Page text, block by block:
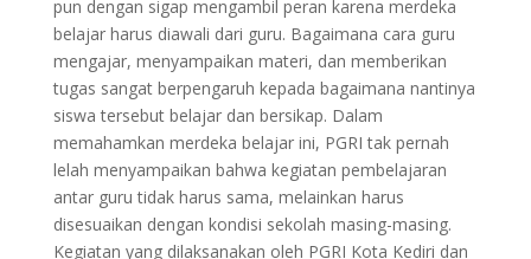
pun dengan sigap mengambil peran karena merdeka
belajar harus diawali dari guru. Bagaimana cara guru
mengajar, menyampaikan materi, dan memberikan
tugas sangat berpengaruh kepada bagaimana nantinya
siswa tersebut belajar dan bersikap. Dalam
memahamkan merdeka belajar ini, PGRI tak pernah
lelah menyampaikan bahwa kegiatan pembelajaran
antar guru tidak harus sama, melainkan harus
disesuaikan dengan kondisi sekolah masing-masing.
Kegiatan yang dilaksanakan oleh PGRI Kota Kediri dan